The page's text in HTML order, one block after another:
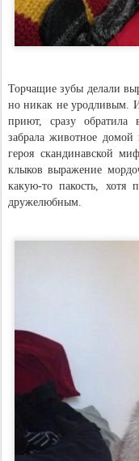
Торчащие зубы делали
но никак не уродливым.
приют, сразу обратила
забрала животное
героя скандинавской
клыков выражение
какую-то пакость, хотя
дружелюбным.